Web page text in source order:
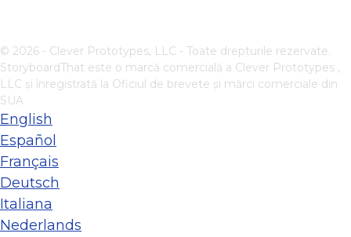
© 2026 - Clever Prototypes, LLC - Toate drepturile rezervate.
StoryboardThat este o marcă comercială a Clever Prototypes ,
LLC și înregistrată la Oficiul de brevete și mărci comerciale din
SUA
English
Español
Français
Deutsch
Italiana
Nederlands